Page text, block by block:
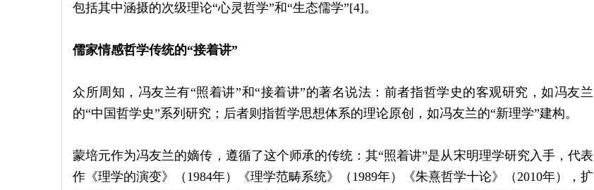
包括其中涵摄的次级理论“心灵哲学”和“生态儒学”[4]。
儒家情感哲学传统的“接着讲”
众所周知，冯友兰有“照着讲”和“接着讲”的著名说法：前者指哲学史的客观研究，如冯友兰
的“中国哲学史”系列研究；后者则指哲学思想体系的理论原创，如冯友兰的“新理学”建构。
蒙培元作为冯友兰的嫡传，遵循了这个师承的传统：其“照着讲”是从宋明理学研究入手，代表
作《理学的演变》（1984年）《理学范畴系统》（1989年）《朱熹哲学十论》（2010年），扩